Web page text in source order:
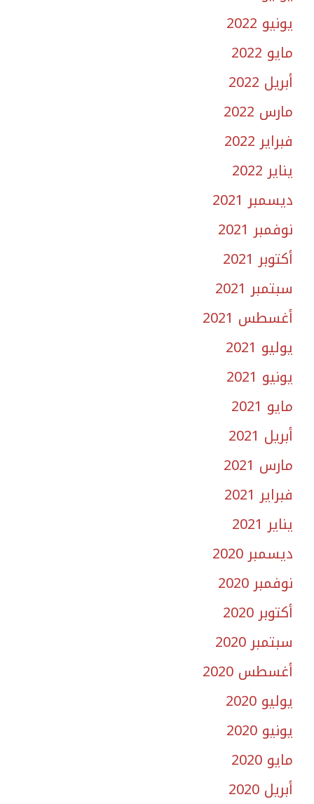
يونيو 2022
مايو 2022
أبريل 2022
مارس 2022
فبراير 2022
يناير 2022
ديسمبر 2021
نوفمبر 2021
أكتوبر 2021
سبتمبر 2021
أغسطس 2021
يوليو 2021
يونيو 2021
مايو 2021
أبريل 2021
مارس 2021
فبراير 2021
يناير 2021
ديسمبر 2020
نوفمبر 2020
أكتوبر 2020
سبتمبر 2020
أغسطس 2020
يوليو 2020
يونيو 2020
مايو 2020
أبريل 2020